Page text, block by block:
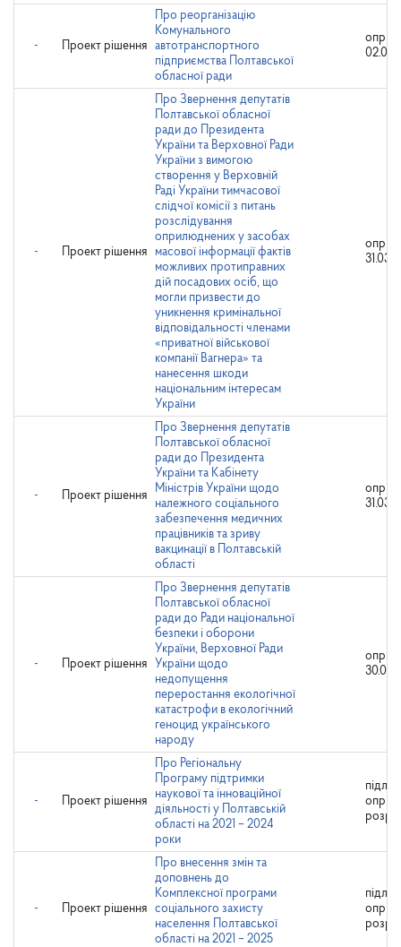
- Проект рішення
Про реорганізацію
Комунального
автотранспортного
підприємства Полтавської
обласної ради
- Проект рішення
Про Звернення депутатів
Полтавської обласної
ради до Президента
України та Верховної Ради
України з вимогою
створення у Верховній
Раді України тимчасової
слідчої комісії з питань
розслідування
оприлюднених у засобах
масової інформації фактів
можливих протиправних
дій посадових осіб, що
могли призвести до
уникнення кримінальної
відповідальності членами
«приватної військової
компанії Вагнера» та
нанесення шкоди
національним інтересам
України
- Проект рішення
Про Звернення депутатів
Полтавської обласної
ради до Президента
України та Кабінету
Міністрів України щодо
належного соціального
забезпечення медичних
працівників та зриву
вакцинації в Полтавській
області
- Проект рішення
Про Звернення депутатів
Полтавської обласної
ради до Ради національної
безпеки і оборони
України, Верховної Ради
України щодо
недопущення
переростання екологічної
катастрофи в екологічний
геноцид українського
народу
- Проект рішення
Про Регіональну
Програму підтримки
наукової та інноваційної
діяльності у Полтавській
області на 2021 – 2024
роки
- Проект рішення
Про внесення змін та
доповнень до
Комплексної програми
соціального захисту
населення Полтавської
області на 2021 – 2025